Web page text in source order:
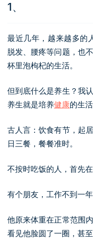
1、
最近几年，越来越多的
脱发、腰疼等问题，也
杯里泡枸杞的生活。
但到底什么是养生？我
养生就是培养健康的生活
古人言：饮食有节，起
日三餐，餐餐准时。
不按时吃饭的人，首先
有个朋友，工作不到一年
他原来体重在正常范围
看见他脸圆了一圈，甚至